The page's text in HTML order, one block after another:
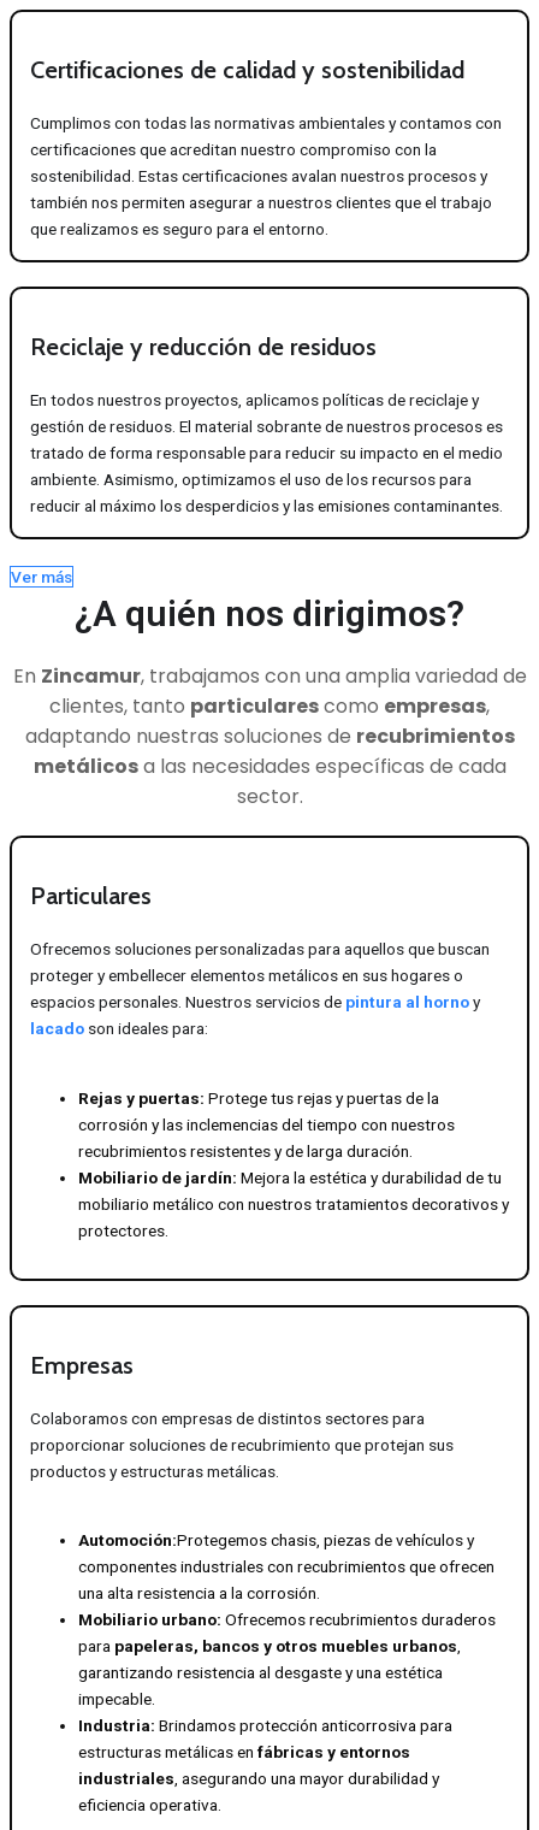
Certificaciones de calidad y sostenibilidad
Cumplimos con todas las normativas ambientales y contamos con
certificaciones que acreditan nuestro compromiso con la
sostenibilidad. Estas certificaciones avalan nuestros procesos y
también nos permiten asegurar a nuestros clientes que el trabajo
que realizamos es seguro para el entorno.
Reciclaje y reducción de residuos
En todos nuestros proyectos, aplicamos políticas de reciclaje y
gestión de residuos. El material sobrante de nuestros procesos es
tratado de forma responsable para reducir su impacto en el medio
ambiente. Asimismo, optimizamos el uso de los recursos para
reducir al máximo los desperdicios y las emisiones contaminantes.
Ver más
¿A quién nos dirigimos?
En Zincamur, trabajamos con una amplia variedad de
clientes, tanto particularescomo empresas,
adaptando nuestras soluciones de recubrimientos
metálicosa las necesidades específicas de cada
sector.
Particulares
Ofrecemos soluciones personalizadas para aquellos que buscan
proteger y embellecer elementos metálicos en sus hogares o
espacios personales. Nuestros servicios de pintura al hornoy
lacado son ideales para:
Rejas y puertas: Protege tus rejas y puertas de la
corrosión y las inclemencias del tiempo con nuestros
recubrimientos resistentes y de larga duración.
Mobiliario de jardín: Mejora la estética y durabilidad de tu
mobiliario metálico con nuestros tratamientos decorativos y
protectores.
Empresas
Colaboramos con empresas de distintos sectores para
proporcionar soluciones de recubrimiento que protejan sus
productos y estructuras metálicas.
Automoción:Protegemos chasis, piezas de vehículos y
componentes industriales con recubrimientos que ofrecen
una alta resistencia a la corrosión.
Mobiliario urbano: Ofrecemos recubrimientos duraderos
para papeleras, bancos y otros muebles urbanos,
garantizando resistencia al desgaste y una estética
impecable.
Industria: Brindamos protección anticorrosiva para
estructuras metálicas en fábricas y entornos
industriales, asegurando una mayor durabilidad y
eficiencia operativa.